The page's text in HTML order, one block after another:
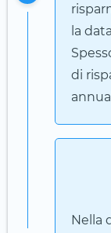
la
di
Nella